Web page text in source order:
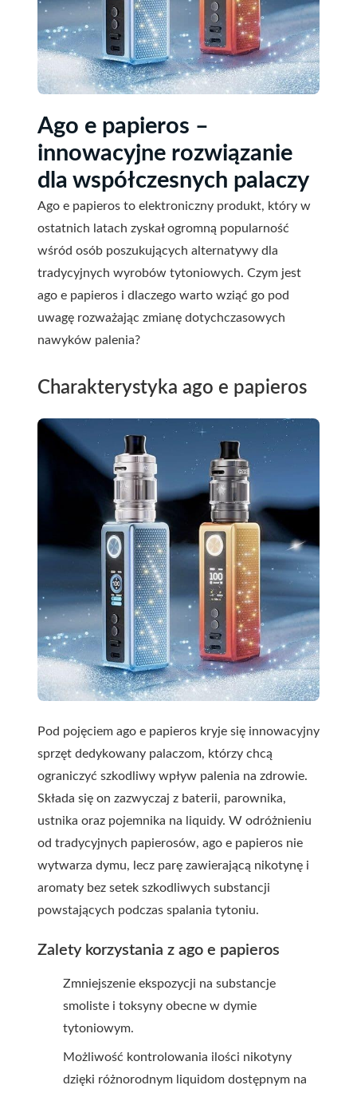
Ago e papieros –
innowacyjne rozwiązanie
dla współczesnych palaczy
Ago e papieros to elektroniczny produkt, który w
ostatnich latach zyskał ogromną popularność
wśród osób poszukujących alternatywy dla
tradycyjnych wyrobów tytoniowych. Czym jest
ago e papieros i dlaczego warto wziąć go pod
uwagę rozważając zmianę dotychczasowych
nawyków palenia?
Charakterystyka ago e papieros
Pod pojęciem ago e papieros kryje się innowacyjny
sprzęt dedykowany palaczom, którzy chcą
ograniczyć szkodliwy wpływ palenia na zdrowie.
Składa się on zazwyczaj z baterii, parownika,
ustnika oraz pojemnika na liquidy. W odróżnieniu
od tradycyjnych papierosów, ago e papieros nie
wytwarza dymu, lecz parę zawierającą nikotynę i
aromaty bez setek szkodliwych substancji
powstających podczas spalania tytoniu.
Zalety korzystania z ago e papieros
Zmniejszenie ekspozycji na substancje
smoliste i toksyny obecne w dymie
tytoniowym.
Możliwość kontrolowania ilości nikotyny
dzięki różnorodnym liquidom dostępnym na